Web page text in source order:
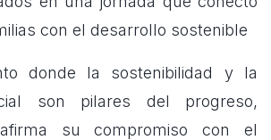
con el desarrollo sostenible
donde la sostenibilidad y la
son pilares del progreso,
su compromiso con el